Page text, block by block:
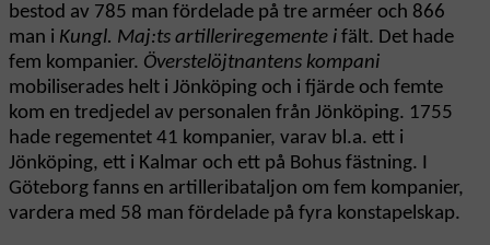
bestod av 785 man fördelade på tre arméer och 866
man i Kungl. Maj:ts artilleriregemente i fält. Det hade
fem kompanier. Överstelöjtnantens kompani
mobiliserades helt i Jönköping och i fjärde och femte
kom en tredjedel av personalen från Jönköping. 1755
hade regementet 41 kompanier, varav bl.a. ett i
Jönköping, ett i Kalmar och ett på Bohus fästning. I
Göteborg fanns en artilleribataljon om fem kompanier,
vardera med 58 man fördelade på fyra konstapelskap.